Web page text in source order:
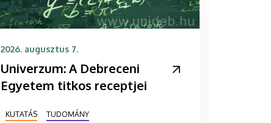
2026. augusztus 7.
Univerzum: A Debreceni
Egyetem titkos receptjei
KUTATÁS TUDOMÁNY